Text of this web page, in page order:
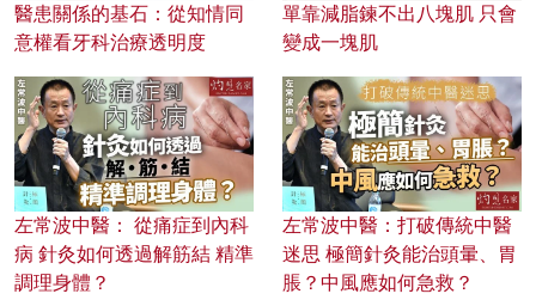
醫患關係的基石：從知情同
意權看牙科治療透明度
單靠減脂鍊不出八塊肌 只會
變成一塊肌
左常波中醫： 從痛症到內科
病 針灸如何透過解筋結 精準
調理身體？
左常波中醫：打破傳統中醫
迷思 極簡針灸能治頭暈、胃
脹？中風應如何急救？